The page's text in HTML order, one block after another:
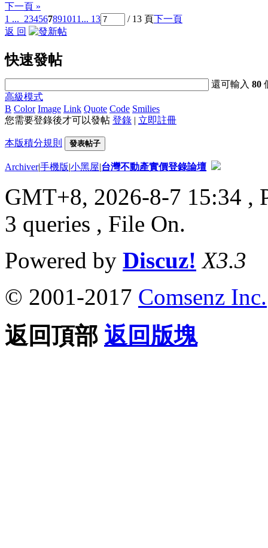
下一頁 »
1 ... 234567891011 ... 13 / 13 頁下一頁
返 回
快速發帖
還可輸入80
高級模式
B Color Image Link Quote Code Smilies
您需要登錄後才可以發帖 登錄 | 立即註冊
本版積分規則 發表帖子
Archiver|手機版|小黑屋|台灣不動產實價登錄論壇
GMT+8, 2026-8-7 15:34 ,
3 queries , File On.
Powered by Discuz! X3.3
© 2001-2017 Comsenz Inc.
返回頂部 返回版塊